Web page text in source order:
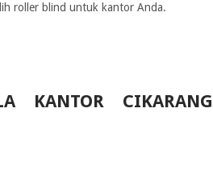
roller blind untuk kantor Anda.
KANTOR CIKARANG